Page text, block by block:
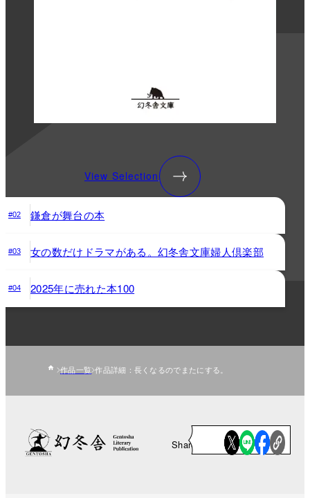
View Selection
#02 鎌倉が舞台の本
#03 女の数だけドラマがある。幻冬舎文庫婦人倶楽部
#04 2025年に売れた本100
作品一覧 作品詳細：長くなるのでまたにする。
Share